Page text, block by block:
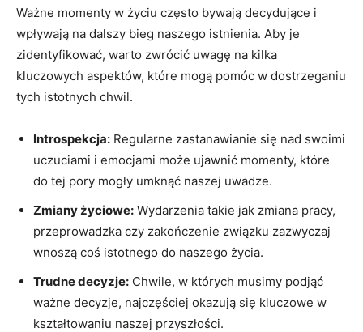
Ważne momenty w życiu często bywają‌ decydujące i
wpływają na dalszy bieg naszego istnienia. Aby je
zidentyfikować, ‌warto zwrócić⁤ uwagę na ‍kilka
kluczowych⁤ aspektów,‌ które mogą pomóc w dostrzeganiu
tych ⁤istotnych ​chwil.
Introspekcja: Regularne zastanawianie się nad swoimi
uczuciami i emocjami może ujawnić momenty, które
do tej pory mogły umknąć naszej ‍uwadze.
Zmiany życiowe: Wydarzenia takie jak zmiana pracy,‍
przeprowadzka czy zakończenie związku zazwyczaj ​
wnoszą coś istotnego do naszego życia.
Trudne decyzje: Chwile, w których musimy podjąć
ważne decyzje, najczęściej okazują się kluczowe w
kształtowaniu naszej przyszłości.